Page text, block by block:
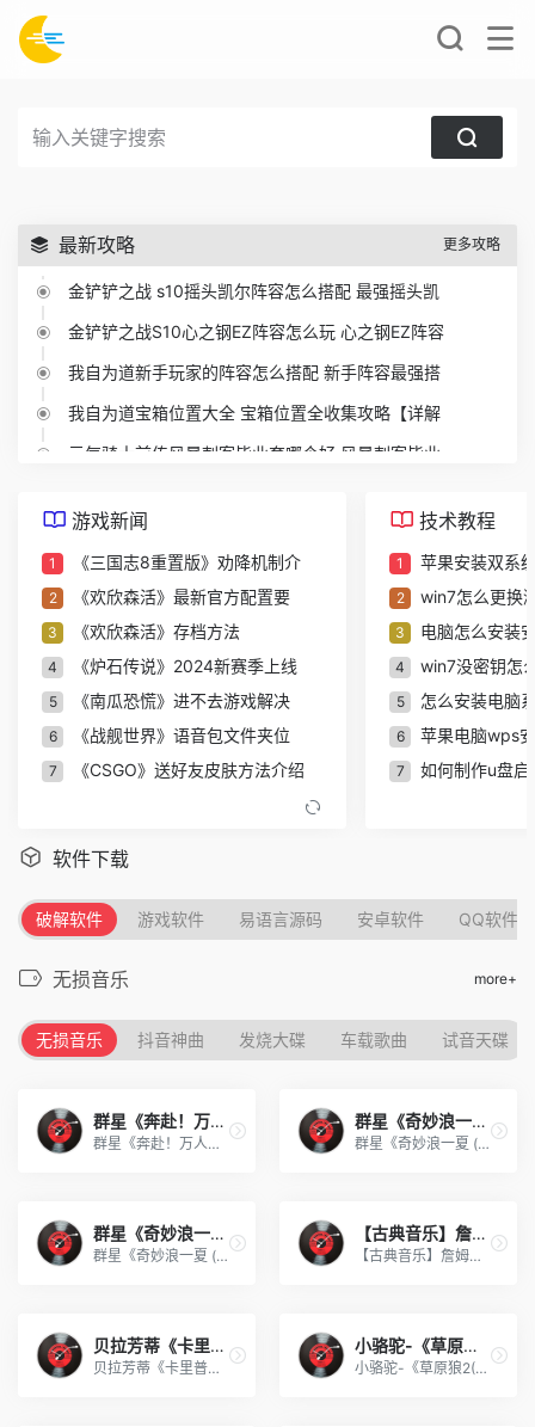
最新攻略 更多攻略
金铲铲之战 s10摇头凯尔阵容怎么搭配 最强摇头凯
金铲铲之战S10心之钢EZ阵容怎么玩 心之钢EZ阵容
我自为道新手玩家的阵容怎么搭配 新手阵容最强搭
我自为道宝箱位置大全 宝箱位置全收集攻略【详解
元气骑士前传风暴刺客毕业套哪个好 风暴刺客毕业
云顶之弈8比特终极大奖怎么开 8bit终极大奖开启
抖音等级表价格最新2024 1-75级等级价格对照表【
绝区零拉力委托隐藏区域在哪 拉力委托隐藏区域位
准了怎么添加档案 准了添加档案方法【详解】
元气骑士前传铸造消耗什么材料 元气骑士前传铸造
元气骑士前传秋梨村彩蛋具体位置在哪里 元气骑士
准了怎么查看星盘 准了查看星盘解读方法【详解】
元梦之星荷叶水上漂怎么玩 元梦之星荷叶水上漂玩
元梦之星荷叶水上漂地图星挑战攻略技巧【详解】
准了怎么删除历史记录 准了删除历史记录方法【详
dnf游戏里的炉岩核有什么用 dnf炉岩核作用介绍【
准了怎么修改出生时间 准了修改出生时间方法【详
dnf游戏里的黑暗之眼储能器兑换位置在哪儿 dnf黑
我自为道新手开荒阵容怎么搭配 我自为道新手开荒
逆水寒手游如何转性 逆水寒手游转性方法介绍一览
逆水寒手游重新捏脸怎么玩 逆水寒手游重新捏脸方
逆水寒手游转性别劵获取方法一览【详解】
甩他什么意思 甩他是什么梗【详解】
游戏新闻
1 《三国志8重置版》劝降机制介
2 《欢欣森活》最新官方配置要
3 《欢欣森活》存档方法
4 《炉石传说》2024新赛季上线
5 《南瓜恐慌》进不去游戏解决
6 《战舰世界》语音包文件夹位
7 《CSGO》送好友皮肤方法介绍
《过山车之心2》存档位置介绍
11 《三国志8 REMAKE》评测：自定
12 《过山车之星2》评测：世界补
13 《索尼克x夏特：世代重启》评
15 《世界/崛起》新史低来袭！St
17 手办鉴赏室：露比的日常约会装
18 乱石堆中一粒砂金——《使命
20 双十一必入爆款:微星MPGZ890
21 IGN经典逆天骚操作名著——《
24 盛惠决战双十一降临《坦克世
技术教程
1 苹果安装双系
2 win7怎么更换
3 电脑怎么安装
4 win7没密钥怎
5 怎么安装电脑
6 苹果电脑wps
7 如何制作u盘
11 w7可以重装
12 win10虚拟机
戴尔笔记本电
15 老桃毛u盘重
17 安卓手机转苹
18 微pe安装win7
20 电脑win10系
21 pe系统可以安
24 WIN11家庭版
软件下载
破解软件 游戏软件 易语言源码 安卓软件 QQ软件
无损音乐 more+
无损音乐 抖音神曲 发烧大碟 车载歌曲 试音天碟
群星《奔赴！万人现场 第2期》
群星《奔赴！万人现场 第2期》[FLAC/分轨][518.87MB]
群星《奇妙浪一夏 (上海迪士
群星《奇妙浪一夏 (上海迪士尼度假区音乐)》[320K/MP3][43.91MB]
群星《奇妙浪一夏 (上海迪士
群星《奇妙浪一夏 (上海迪士尼度假区音乐)》[FLAC/分轨][140.49MB]
【古典音乐】詹姆斯·高威《季
【古典音乐】詹姆斯·高威《季节》1993[WAV+CUE]
贝拉芳蒂《卡里普索之王》SA
贝拉芳蒂《卡里普索之王》SACD[WAV+CUE]
小骆驼-《草原狼2(蓝光CD)》
小骆驼-《草原狼2(蓝光CD)》[原抓WAV+CUE]